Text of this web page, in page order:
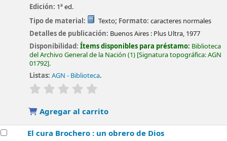
Edición: 1ª ed.
Tipo de material:
Texto; Formato: caracteres normales
Detalles de publicación: Buenos Aires : Plus Ultra, 1977
Disponibilidad:Ítems disponibles para préstamo: Biblioteca
del Archivo General de la Nación (1) Signatura topográfica:AGN
01792 .
Listas: AGN - Biblioteca.
valoración
Agregar al carrito
El cura Brochero : un obrero de Dios